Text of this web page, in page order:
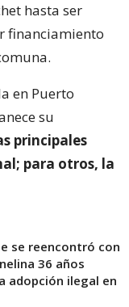
hasta ser
financiamiento
en Puerto
su
principales
para otros, la
se reencontró con
36 años
adopción ilegal en